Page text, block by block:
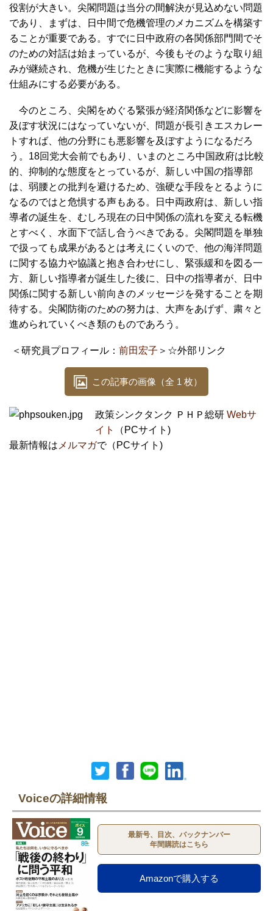
役割が大きい。尖閣問題は当分の間解決が見込めない問題
であり、まずは、日中間で危機管理のメカニズムを構築す
ることが重要である。すでに日中政府の各関係部門間でそ
のための対話は始まっているが、今後もそのような取り組
みが継続され、危機が生じたときに実際に機能するような
仕組みにする必要がある。
今のところ、尖閣をめぐる緊張が経済関係などに影響を
及ぼす状況にはなっていないが、問題が長引きエスカレー
トすれば、他の分野にも悪影響を及ぼすようになるだろ
う。18回党大会前でもあり、いまのところ中国政府は比較
的、抑制的な態度をとっているが、新しい中国の指導部
は、弱腰との批判を避けるため、強硬な手段をとるように
なるのではと危惧する声もある。日中両政府は、新しい指
導者の誕生を、むしろ現在の日中関係の流れを変える転機
とすべく、水面下で話し合うべきである。尖閣問題を単独
で扱っても成果があるとは考えにくいので、他の海洋問題
に関する協力や協議と抱き合わせにし、緊張緩和を図る一
方、新しい指導者が誕生した後に、日中の指導者が、日中
関係に関する新しい前向きのメッセージを発することを期
待する。尖閣防衛のための努力は、大声をあげず、粛々と
進められていくべき類のものであろう。
＜研究員プロフィール： 前田宏子 ＞☆外部リンク
この記事の画像（全 1 枚）
政策シンクタンク ＰＨＰ総研Webサ
イト
（PCサイト)
最新情報は メルマガで（PCサイト)
Voiceの詳細情報
最新号、目次、バックナンバー
年間購読はこちら
Amazonで購入する